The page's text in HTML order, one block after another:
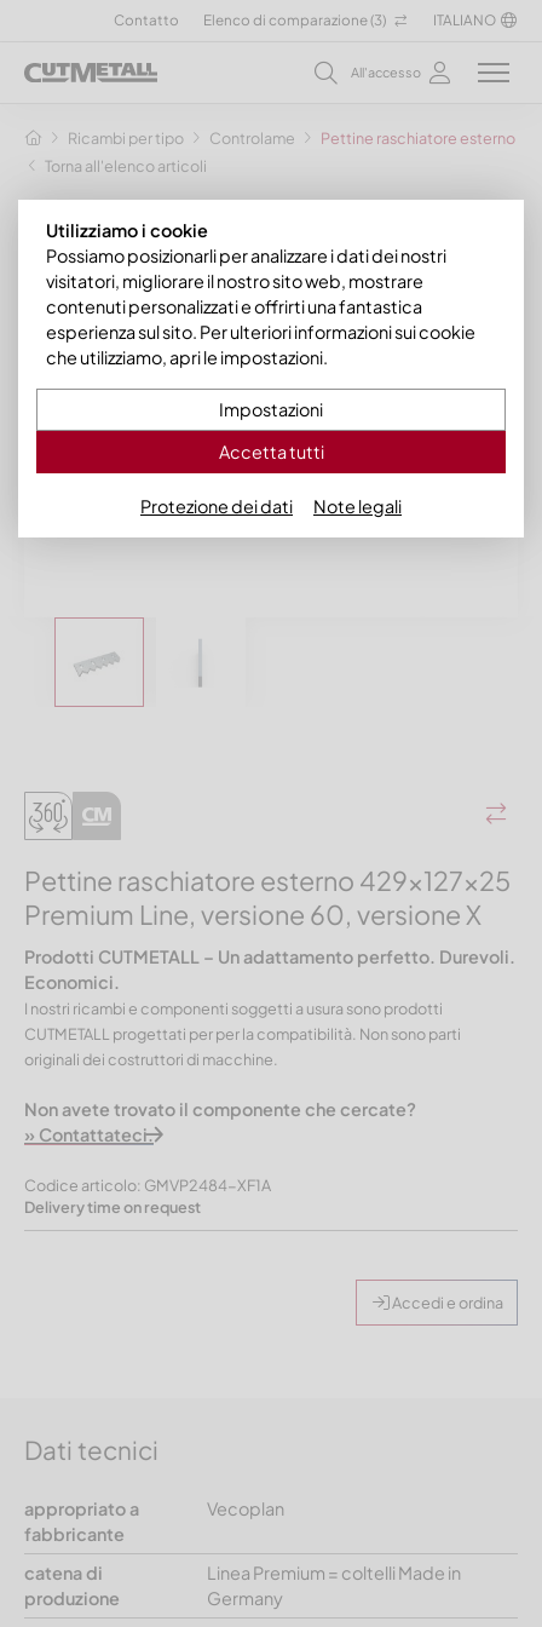
Contatto Elenco di comparazione (3) ITALIANO
All'accesso
Ricambi per tipo Controlame
Pettine raschiatore esterno
Torna all'elenco articoli
Pettine raschiatore esterno 429x127x25
Premium Line, versione 60, versione X
Prodotti CUTMETALL – Un adattamento perfetto. Durevoli.
Economici.
I nostri ricambi e componenti soggetti a usura sono prodotti
CUTMETALL progettati per per la compatibilità. Non sono parti
originali dei costruttori di macchine.
Non avete trovato il componente che cercate?
» Contattateci.
Codice articolo: GMVP2484-XF1A
Delivery time on request
Accedi e ordina
Dati tecnici
appropriato a
fabbricante
Vecoplan
catena di
produzione
Linea Premium = coltelli Made in
Germany
Utilizziamo i cookie
Possiamo posizionarli per analizzare i dati dei nostri
visitatori, migliorare il nostro sito web, mostrare
contenuti personalizzati e offrirti una fantastica
esperienza sul sito. Per ulteriori informazioni sui cookie
che utilizziamo, apri le impostazioni.
Impostazioni
Accetta tutti
Protezione dei dati Note legali